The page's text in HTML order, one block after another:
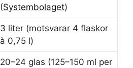
(Systembolaget)
3 liter (motsvarar 4 flaskor
à 0,75 l)
20–24 glas (125–150 ml per